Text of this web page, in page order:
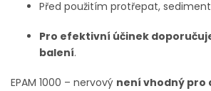
Před použitím protřepat,
Pro efektivní účinek
balení.
EPAM 1000 – nervový není vhodný pro